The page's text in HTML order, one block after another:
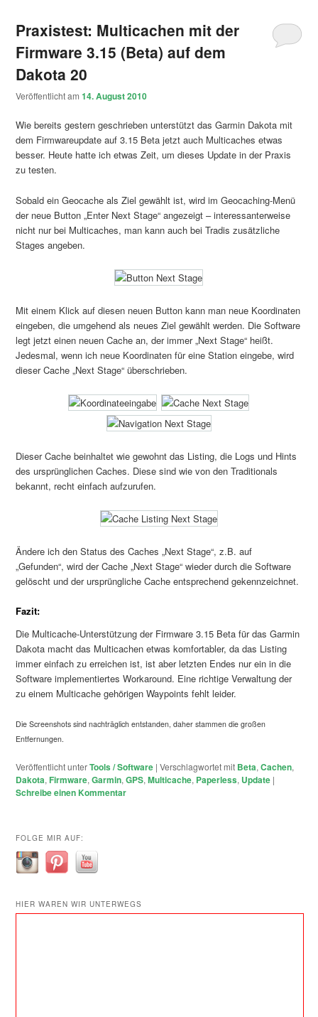
Praxistest: Multicachen mit der
Firmware 3.15 (Beta) auf dem
Dakota 20
Veröffentlicht am14. August 2010
Wie bereits gestern geschrieben unterstützt das Garmin Dakota mit
dem Firmwareupdate auf 3.15 Beta jetzt auch Multicaches etwas
besser. Heute hatte ich etwas Zeit, um dieses Update in der Praxis
zu testen.
Sobald ein Geocache als Ziel gewählt ist, wird im Geocaching-Menü
der neue Button „Enter Next Stage“ angezeigt – interessanterweise
nicht nur bei Multicaches, man kann auch bei Tradis zusätzliche
Stages angeben.
Mit einem Klick auf diesen neuen Button kann man neue Koordinaten
eingeben, die umgehend als neues Ziel gewählt werden. Die Software
legt jetzt einen neuen Cache an, der immer „Next Stage“ heißt.
Jedesmal, wenn ich neue Koordinaten für eine Station eingebe, wird
dieser Cache „Next Stage“ überschrieben.
Dieser Cache beinhaltet wie gewohnt das Listing, die Logs und Hints
des ursprünglichen Caches. Diese sind wie von den Traditionals
bekannt, recht einfach aufzurufen.
Ändere ich den Status des Caches „Next Stage“, z.B. auf
„Gefunden“, wird der Cache „Next Stage“ wieder durch die Software
gelöscht und der ursprüngliche Cache entsprechend gekennzeichnet.
Fazit:
Die Multicache-Unterstützung der Firmware 3.15 Beta für das Garmin
Dakota macht das Multicachen etwas komfortabler, da das Listing
immer einfach zu erreichen ist, ist aber letzten Endes nur ein in die
Software implementiertes Workaround. Eine richtige Verwaltung der
zu einem Multicache gehörigen Waypoints fehlt leider.
Die Screenshots sind nachträglich entstanden, daher stammen die großen
Entfernungen.
Veröffentlicht unterTools / Software |Verschlagwortet mit Beta,Cachen,
Dakota,Firmware,Garmin,GPS,Multicache, Paperless, Update |
Schreibe einen Kommentar
FOLGE MIR AUF:
HIER WAREN WIR UNTERWEGS